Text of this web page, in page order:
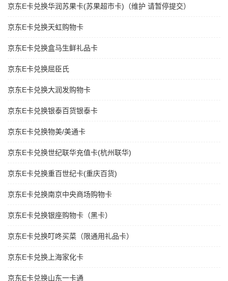
京东E卡兑换华润苏果卡(苏果超市卡)（维护 请暂停提交）
京东E卡兑换天虹购物卡
京东E卡兑换盒马生鲜礼品卡
京东E卡兑换屈臣氏
京东E卡兑换大润发购物卡
京东E卡兑换银泰百货银泰卡
京东E卡兑换物美/美通卡
京东E卡兑换世纪联华充值卡(杭州联华)
京东E卡兑换重百世纪卡(重庆百货)
京东E卡兑换南京中央商场购物卡
京东E卡兑换银座购物卡（黑卡）
京东E卡兑换叮咚买菜（限通用礼品卡）
京东E卡兑换上海家化卡
京东E卡兑换山东一卡通